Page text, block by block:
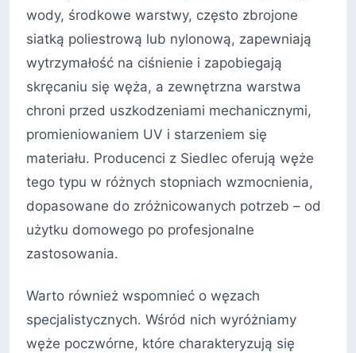
wody, środkowe warstwy, często zbrojone
siatką poliestrową lub nylonową, zapewniają
wytrzymałość na ciśnienie i zapobiegają
skręcaniu się węża, a zewnętrzna warstwa
chroni przed uszkodzeniami mechanicznymi,
promieniowaniem UV i starzeniem się
materiału. Producenci z Siedlec oferują węże
tego typu w różnych stopniach wzmocnienia,
dopasowane do zróżnicowanych potrzeb – od
użytku domowego po profesjonalne
zastosowania.
Warto również wspomnieć o węzach
specjalistycznych. Wśród nich wyróżniamy
węże poczwórne, które charakteryzują się